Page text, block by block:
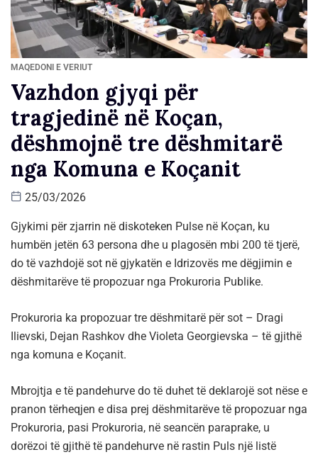
MAQEDONI E VERIUT
Vazhdon gjyqi për
tragjedinë në Koçan,
dëshmojnë tre dëshmitarë
nga Komuna e Koçanit
25/03/2026
Gjykimi për zjarrin në diskoteken Pulse në Koçan, ku
humbën jetën 63 persona dhe u plagosën mbi 200 të tjerë,
do të vazhdojë sot në gjykatën e Idrizovës me dëgjimin e
dëshmitarëve të propozuar nga Prokuroria Publike.
Prokuroria ka propozuar tre dëshmitarë për sot – Dragi
Ilievski, Dejan Rashkov dhe Violeta Georgievska – të gjithë
nga komuna e Koçanit.
Mbrojtja e të pandehurve do të duhet të deklarojë sot nëse e
pranon tërheqjen e disa prej dëshmitarëve të propozuar nga
Prokuroria, pasi Prokuroria, në seancën paraprake, u
dorëzoi të gjithë të pandehurve në rastin Puls një listë